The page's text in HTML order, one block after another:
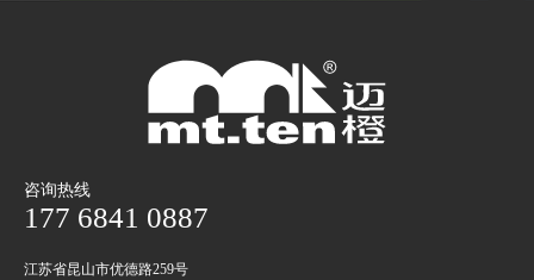
咨询热线
177 6841 0887
江苏省昆山市优德路259号